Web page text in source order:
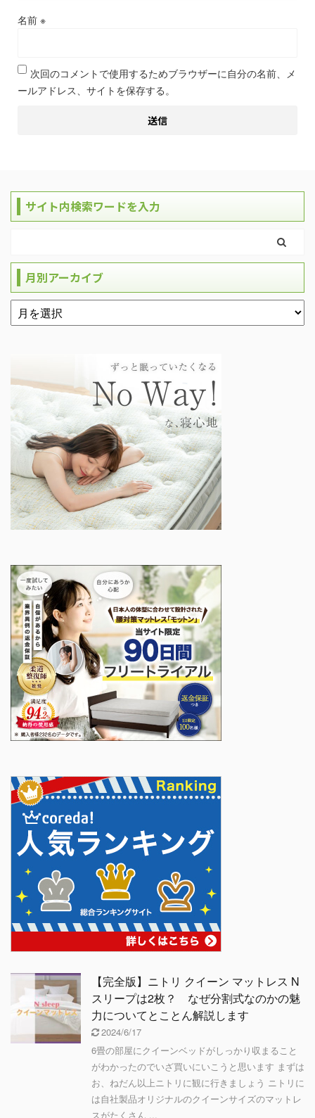
名前 ※
次回のコメントで使用するためブラウザーに自分の名前、メ
ールアドレス、サイトを保存する。
サイト内検索ワードを入力
月別アーカイブ
【完全版】ニトリ クイーン マットレス N
スリープは2枚？ なぜ分割式なのかの魅
力についてとことん解説します
2024/6/17
6畳の部屋にクイーンベッドがしっかり収まること
がわかったのでいざ買いにいこうと思います まずは
お、ねだん以上ニトリに観に行きましょう ニトリに
は自社製品オリジナルのクイーンサイズのマットレ
スがたくさん ...